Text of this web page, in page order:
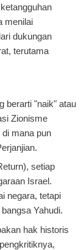
menilai
dukungan
terutama
berarti "naik" atau
Zionisme
mana pun
setiap
Israel.
negara, tetapi
Yahudi.
hak historis